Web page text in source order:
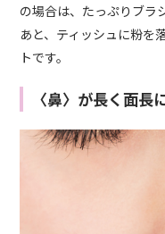
の場合は、たっぷりブラ
あと、ティッシュに粉を
トです。
〈鼻〉が長く面長